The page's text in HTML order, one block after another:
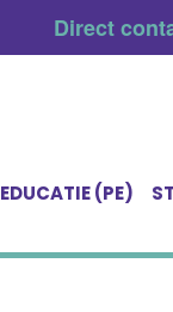
Direct
(PE)